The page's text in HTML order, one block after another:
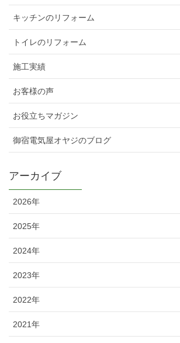
キッチンのリフォーム
トイレのリフォーム
施工実績
お客様の声
お役立ちマガジン
御宿電気屋オヤジのブログ
アーカイブ
2026年
2025年
2024年
2023年
2022年
2021年